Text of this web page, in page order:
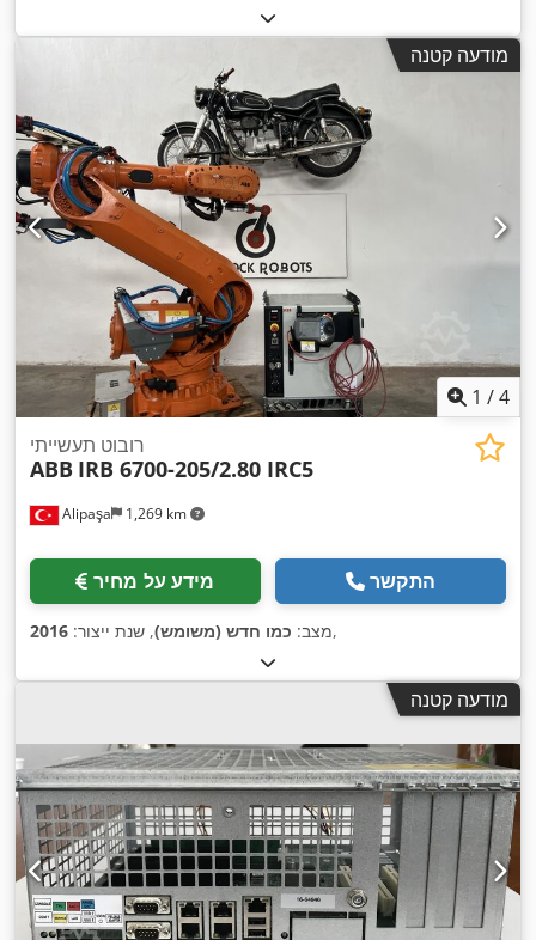
מודעה קטנה
1 /4
Alipaşa 1,269 km
רובוט תעשייתי
ABB IRB 6700-205/2.80 IRC5
מידע על מחיר התקשר
מצב: כמו חדש (משומש), שנת ייצור: 2016 ,
מודעה קטנה